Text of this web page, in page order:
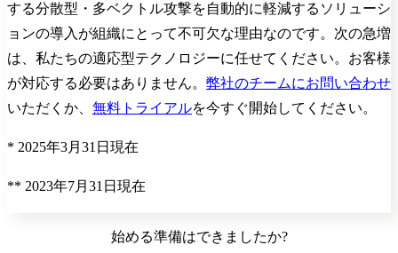
する分散型・多ベクトル攻撃を自動的に軽減するソリューシ
ョンの導入が組織にとって不可欠な理由なのです。次の急増
は、私たちの適応型テクノロジーに任せてください。お客様
が対応する必要はありません。 弊社のチームにお問い合わせ
いただくか、 無料トライアルを今すぐ開始してください。
* 2025年3月31日現在
** 2023年7月31日現在
始める準備はできましたか?